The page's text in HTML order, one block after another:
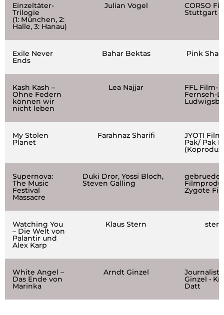
Einzeltäter-
Trilogie
(1: München, 2:
Halle, 3: Hanau)
Julian Vogel CORSO
Stuttgart
Exile Never
Ends
Bahar Bektas Pink
Kash Kash –
Ohne Federn
können wir
nicht leben
Lea Najjar FFL Film-
Fernseh-
My Stolen
Planet
Farahnaz Sharifi JYOTI
Pak/ Pak
Supernova:
The Music
Festival
Massacre
Duki Dror, Yossi Bloch,
Steven Galling
Zygote
Watching You
– Die Welt von
Palantir und
Alex Karp
Klaus Stern
White Angel –
Das Ende von
Marinka
Arndt Ginzel
Ginzel •
Datt